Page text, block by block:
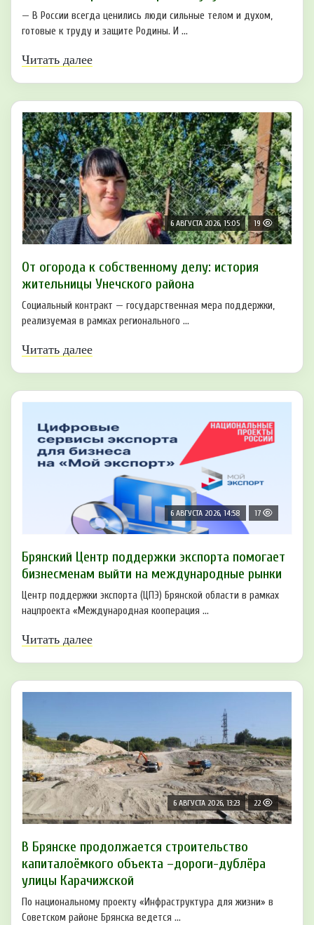
— В России всегда ценились люди сильные телом и духом,
готовые к труду и защите Родины. И ...
Читать далее
6 АВГУСТА 2026, 15:05 19
От огорода к собственному делу: история
жительницы Унечского района
Социальный контракт — государственная мера поддержки,
реализуемая в рамках регионального ...
Читать далее
6 АВГУСТА 2026, 14:58 17
Брянский Центр поддержки экспорта помогает
бизнесменам выйти на международные рынки
Центр поддержки экспорта (ЦПЭ) Брянской области в рамках
нацпроекта «Международная кооперация ...
Читать далее
6 АВГУСТА 2026, 13:23 22
В Брянске продолжается строительство
капиталоёмкого объекта –дороги-дублёра
улицы Карачижской
По национальному проекту «Инфраструктура для жизни» в
Советском районе Брянска ведется ...